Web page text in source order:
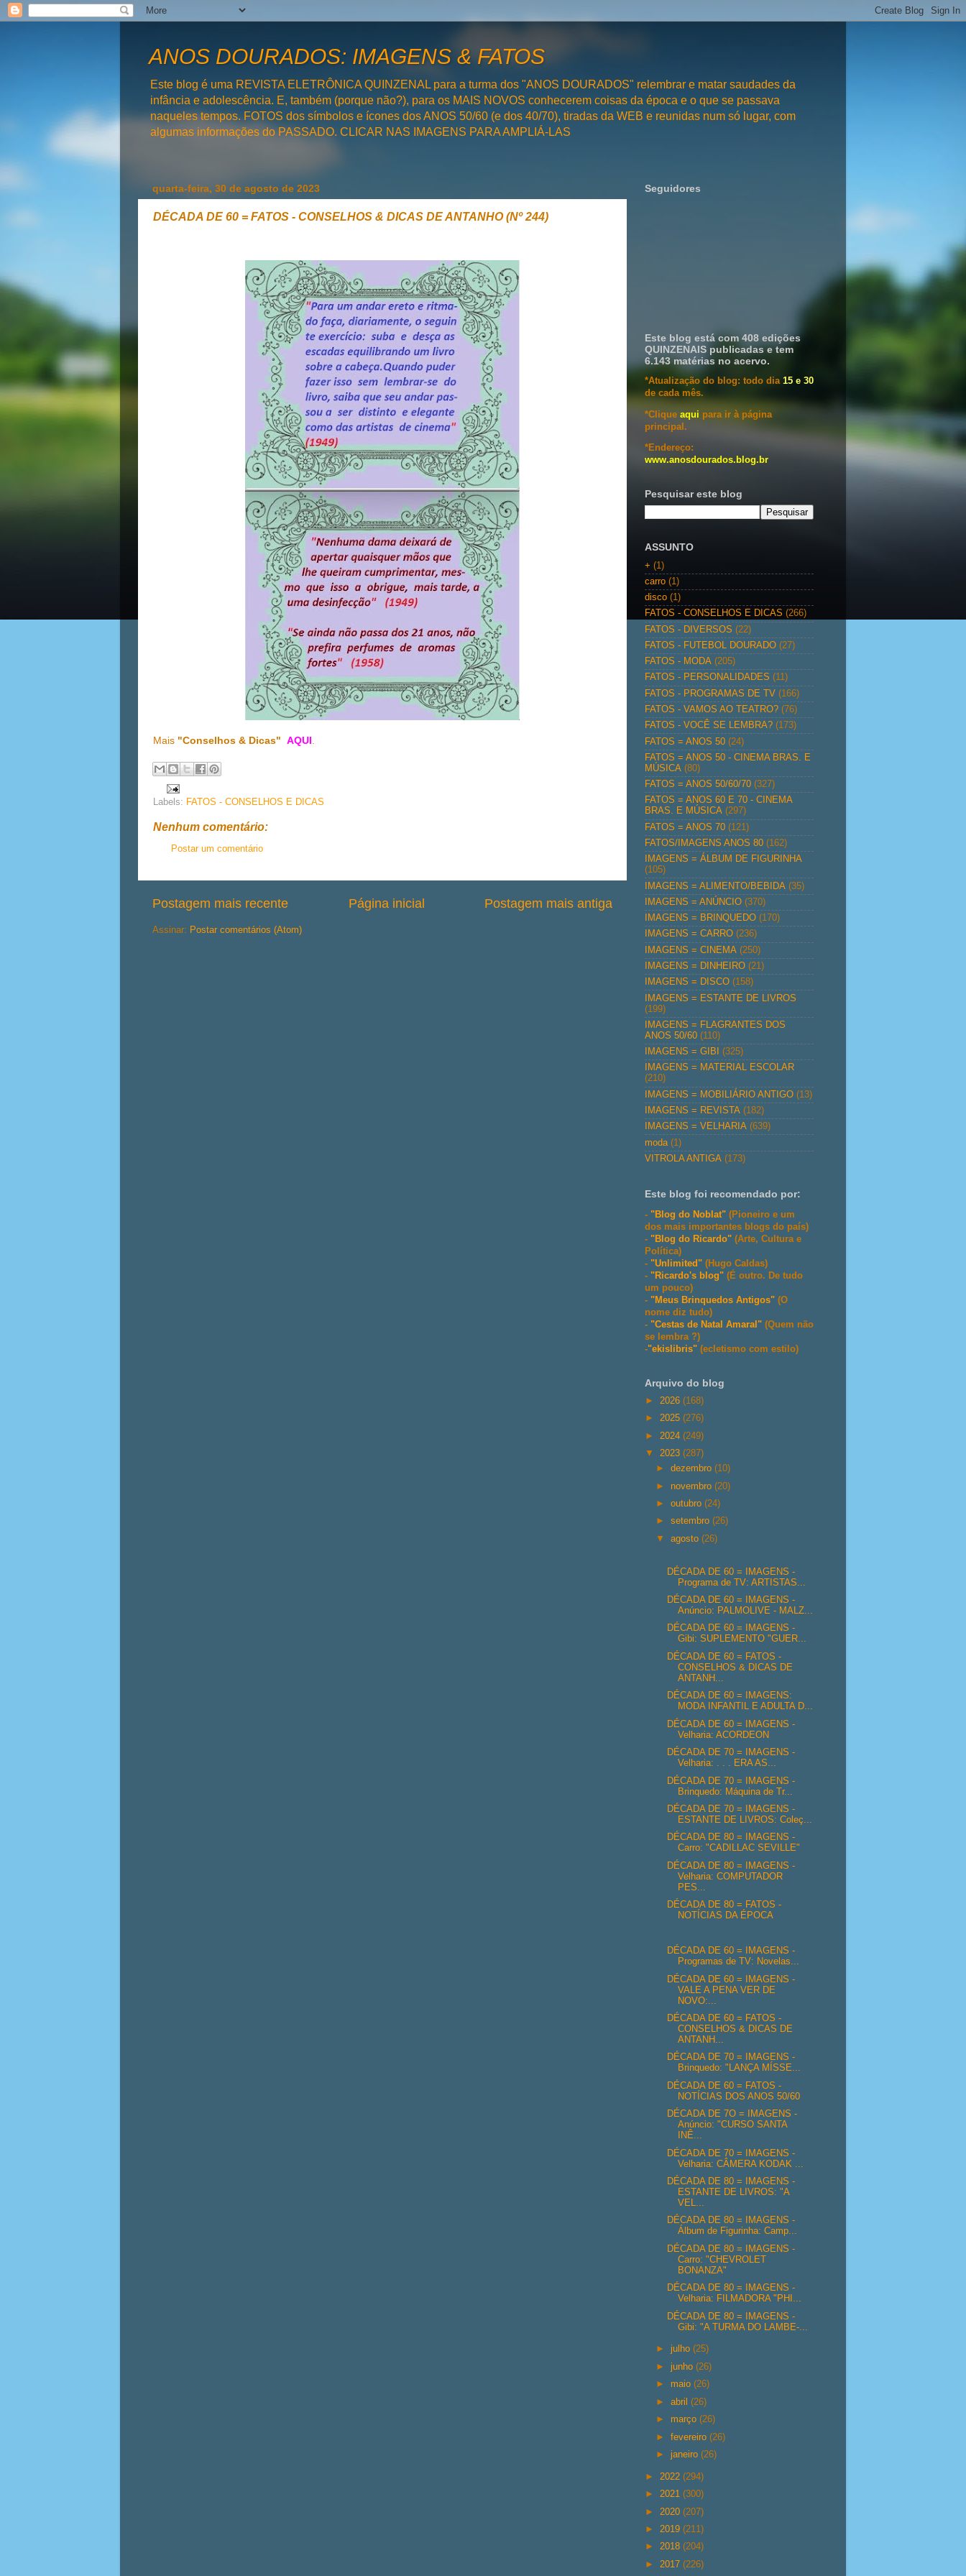
ANOS DOURADOS: IMAGENS & FATOS
Este blog é uma REVISTA ELETRÔNICA QUINZENAL para a turma dos "ANOS DOURADOS" relembrar e matar saudades da
infância e adolescência. E, também (porque não?), para os MAIS NOVOS conhecerem coisas da época e o que se passava
naqueles tempos. FOTOS dos símbolos e ícones dos ANOS 50/60 (e dos 40/70), tiradas da WEB e reunidas num só lugar, com
algumas informações do PASSADO. CLICAR NAS IMAGENS PARA AMPLIÁ-LAS
quarta-feira, 30 de agosto de 2023
DÉCADA DE 60 = FATOS - CONSELHOS & DICAS DE ANTANHO (Nº 244)
Mais "Conselhos & Dicas" AQUI.
Labels: FATOS - CONSELHOS E DICAS
Nenhum comentário:
Postar um comentário
Postagem mais recente Postagem mais antiga
Página inicial
Assinar: Postar comentários (Atom)
Seguidores
Este blog está com 408 edições
QUINZENAIS publicadas e tem
6.143 matérias no acervo.
*Atualização do blog: todo dia 15 e 30
de cada mês.
*Clique aqui para ir à página
principal.
*Endereço:
www.anosdourados.blog.br
Pesquisar este blog
ASSUNTO
+ (1)
carro (1)
disco (1)
FATOS - CONSELHOS E DICAS (266)
FATOS - DIVERSOS (22)
FATOS - FUTEBOL DOURADO (27)
FATOS - MODA (205)
FATOS - PERSONALIDADES (11)
FATOS - PROGRAMAS DE TV (166)
FATOS - VAMOS AO TEATRO? (76)
FATOS - VOCÊ SE LEMBRA? (173)
FATOS = ANOS 50 (24)
FATOS = ANOS 50 - CINEMA BRAS. E
MÚSICA (80)
FATOS = ANOS 50/60/70 (327)
FATOS = ANOS 60 E 70 - CINEMA
BRAS. E MÚSICA (297)
FATOS = ANOS 70 (121)
FATOS/IMAGENS ANOS 80 (162)
IMAGENS = ÁLBUM DE FIGURINHA
(105)
IMAGENS = ALIMENTO/BEBIDA (35)
IMAGENS = ANÚNCIO (370)
IMAGENS = BRINQUEDO (170)
IMAGENS = CARRO (236)
IMAGENS = CINEMA (250)
IMAGENS = DINHEIRO (21)
IMAGENS = DISCO (158)
IMAGENS = ESTANTE DE LIVROS
(199)
IMAGENS = FLAGRANTES DOS
ANOS 50/60 (110)
IMAGENS = GIBI
(325)
IMAGENS = MATERIAL ESCOLAR
(210)
IMAGENS = MOBILIÁRIO ANTIGO (13)
IMAGENS = REVISTA (182)
IMAGENS = VELHARIA (639)
moda (1)
VITROLA ANTIGA (173)
Este blog foi recomendado por:
- "Blog do Noblat" (Pioneiro e um
dos mais importantes blogs do país)
- "Blog do Ricardo" (Arte, Cultura e
Política)
- "Unlimited" (Hugo Caldas)
- "Ricardo's blog" (É outro. De tudo
um pouco)
- "Meus Brinquedos Antigos" (O
nome diz tudo)
- "Cestas de Natal Amaral" (Quem não
se lembra ?)
-"ekislibris" (ecletismo com estilo)
Arquivo do blog
► 2026 (168)
► 2025 (276)
► 2024 (249)
▼ 2023 (287)
►dezembro(10)
► novembro(20)
►outubro(24)
►setembro(26)
▼agosto(26)
DÉCADA DE 60 = IMAGENS -
Programa de TV: ARTISTAS...
DÉCADA DE 60 = IMAGENS -
Anúncio: PALMOLIVE - MALZ...
DÉCADA DE 60 = IMAGENS -
Gibi: SUPLEMENTO "GUER...
DÉCADA DE 60 = FATOS -
CONSELHOS & DICAS DE
ANTANH...
DÉCADA DE 60 = IMAGENS:
MODA INFANTIL E ADULTA D...
DÉCADA DE 60 = IMAGENS -
Velharia: ACORDEON
DÉCADA DE 70 = IMAGENS -
Velharia: . . . ERA AS...
DÉCADA DE 70 = IMAGENS -
Brinquedo: Máquina de Tr...
DÉCADA DE 70 = IMAGENS -
ESTANTE DE LIVROS: Coleç...
DÉCADA DE 80 = IMAGENS -
Carro: "CADILLAC SEVILLE"
DÉCADA DE 80 = IMAGENS -
Velharia: COMPUTADOR
PES...
DÉCADA DE 80 = FATOS -
NOTÍCIAS DA ÉPOCA
DÉCADA DE 60 = IMAGENS -
Programas de TV: Novelas...
DÉCADA DE 60 = IMAGENS -
VALE A PENA VER DE
NOVO:...
DÉCADA DE 60 = FATOS -
CONSELHOS & DICAS DE
ANTANH...
DÉCADA DE 70 = IMAGENS -
Brinquedo: "LANÇA MÍSSE...
DÉCADA DE 60 = FATOS -
NOTÍCIAS DOS ANOS 50/60
DÉCADA DE 7O = IMAGENS -
Anúncio: "CURSO SANTA
INÊ...
DÉCADA DE 70 = IMAGENS -
Velharia: CÂMERA KODAK ...
DÉCADA DE 80 = IMAGENS -
ESTANTE DE LIVROS: "A
VEL...
DÉCADA DE 80 = IMAGENS -
Álbum de Figurinha: Camp...
DÉCADA DE 80 = IMAGENS -
Carro: "CHEVROLET
BONANZA"
DÉCADA DE 80 = IMAGENS -
Velharia: FILMADORA "PHI...
DÉCADA DE 80 = IMAGENS -
Gibi: "A TURMA DO LAMBE-...
►julho(25)
►junho(26)
► maio(26)
►abril(26)
► março(26)
►fevereiro(26)
►janeiro(26)
► 2022 (294)
► 2021 (300)
► 2020 (207)
► 2019 (211)
► 2018 (204)
► 2017 (226)